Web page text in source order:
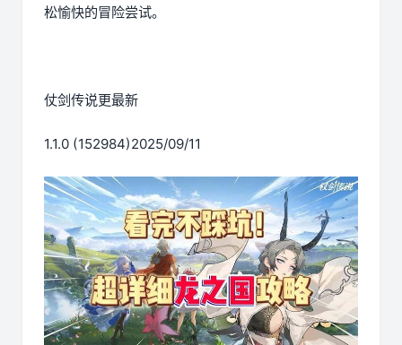
松愉快的冒险尝试。
仗剑传说更最新
1.1.0 (152984)2025/09/11